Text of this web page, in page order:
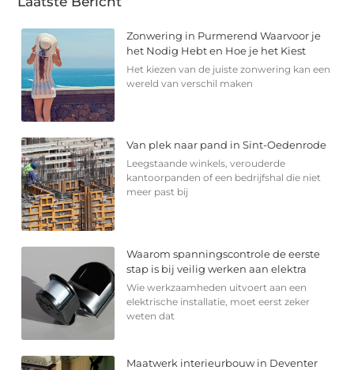
Zonwering in Purmerend Waarvoor je
het Nodig Hebt en Hoe je het Kiest
Het kiezen van de juiste zonwering kan een
wereld van verschil maken
Van plek naar pand in Sint-Oedenrode
Leegstaande winkels, verouderde
kantoorpanden of een bedrijfshal die niet
meer past bij
Waarom spanningscontrole de eerste
stap is bij veilig werken aan elektra
Wie werkzaamheden uitvoert aan een
elektrische installatie, moet eerst zeker
weten dat
Maatwerk interieurbouw in Deventer